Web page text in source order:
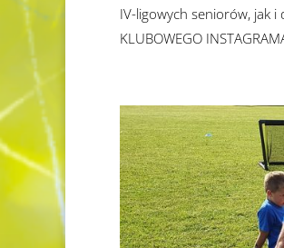
IV-ligowych seniorów, jak
KLUBOWEGO